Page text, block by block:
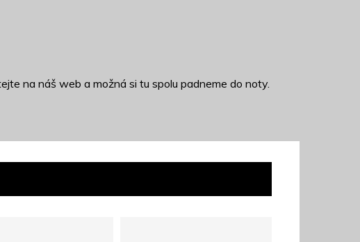
na náš web a možná si tu spolu padneme do noty.